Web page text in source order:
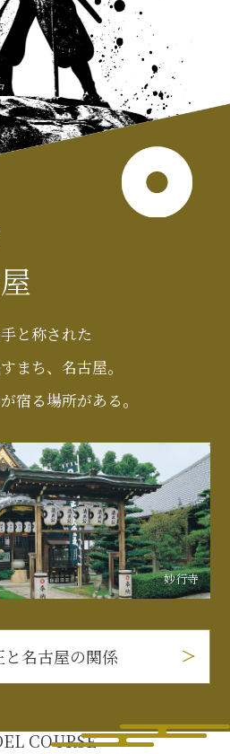
と称された
まち、名古屋。
宿る場所がある。
妙行寺
と名古屋の関係
COURSE